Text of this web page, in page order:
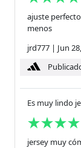
ajuste
menos
jrd777 | Jun
Es muy lindo
jersey muy